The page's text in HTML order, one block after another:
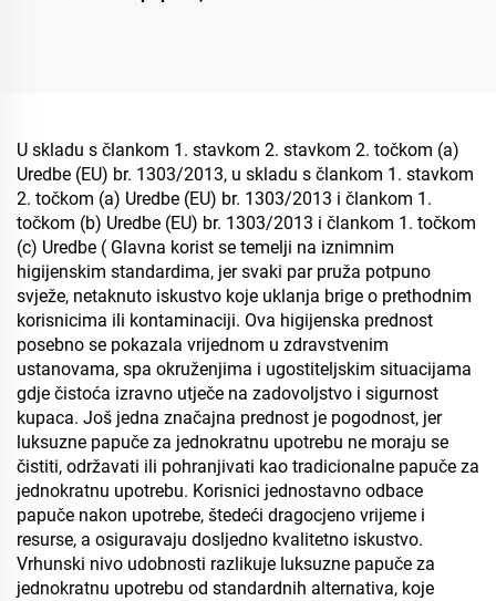
U skladu s člankom 1. stavkom 2. stavkom 2. točkom (a)
Uredbe (EU) br. 1303/2013, u skladu s člankom 1. stavkom
2. točkom (a) Uredbe (EU) br. 1303/2013 i člankom 1.
točkom (b) Uredbe (EU) br. 1303/2013 i člankom 1. točkom
(c) Uredbe ( Glavna korist se temelji na iznimnim
higijenskim standardima, jer svaki par pruža potpuno
svježe, netaknuto iskustvo koje uklanja brige o prethodnim
korisnicima ili kontaminaciji. Ova higijenska prednost
posebno se pokazala vrijednom u zdravstvenim
ustanovama, spa okruženjima i ugostiteljskim situacijama
gdje čistoća izravno utječe na zadovoljstvo i sigurnost
kupaca. Još jedna značajna prednost je pogodnost, jer
luksuzne papuče za jednokratnu upotrebu ne moraju se
čistiti, održavati ili pohranjivati kao tradicionalne papuče za
jednokratnu upotrebu. Korisnici jednostavno odbace
papuče nakon upotrebe, štedeći dragocjeno vrijeme i
resurse, a osiguravaju dosljedno kvalitetno iskustvo.
Vrhunski nivo udobnosti razlikuje luksuzne papuče za
jednokratnu upotrebu od standardnih alternativa, koje